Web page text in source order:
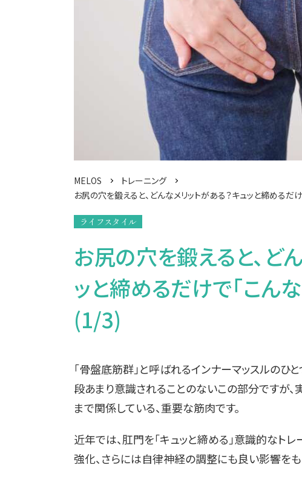
MELOS
トレーニング
お尻の穴を鍛えると、どんなメリットがある？キュッと締めるだ
ライフスタイル
お尻の穴を鍛えると、ど
ッと締めるだけで「こん
(1/3)
「骨盤底筋群」と呼ばれるインナーマッスルのひ
段あまり意識されることのないこの部分ですが
まで関係している、重要な筋肉です。
近年では、肛門を「キュッと締める」意識的なト
強化、さらには自律神経の調整にも良い影響をも